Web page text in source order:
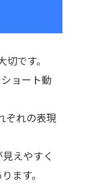
です。
ョート動
ぞれの表現
えやすく
ます。